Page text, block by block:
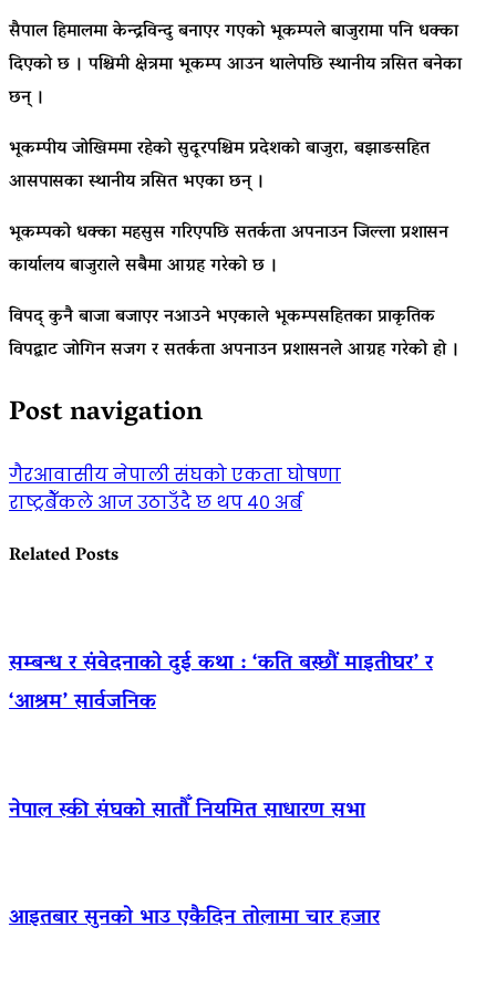
सैपाल हिमालमा केन्द्रविन्दु बनाएर गएको भूकम्पले बाजुरामा पनि धक्का
दिएको छ । पश्चिमी क्षेत्रमा भूकम्प आउन थालेपछि स्थानीय त्रसित बनेका
छन् ।
भूकम्पीय जोखिममा रहेको सुदूरपश्चिम प्रदेशको बाजुरा, बझाङसहित
आसपासका स्थानीय त्रसित भएका छन् ।
भूकम्पको धक्का महसुस गरिएपछि सतर्कता अपनाउन जिल्ला प्रशासन
कार्यालय बाजुराले सबैमा आग्रह गरेको छ ।
विपद् कुनै बाजा बजाएर नआउने भएकाले भूकम्पसहितका प्राकृतिक
विपद्बाट जोगिन सजग र सतर्कता अपनाउन प्रशासनले आग्रह गरेको हो ।
Post navigation
गैरआवासीय नेपाली संघको एकता घोषणा
राष्ट्रबैँकले आज उठाउँदै छ थप ४० अर्ब
Related Posts
सम्बन्ध र संवेदनाको दुई कथा : ‘कति बस्छौं माइतीघर’ र
‘आश्रम’ सार्वजनिक
नेपाल स्की संघको सातौँ नियमित साधारण सभा
आइतबार सुनको भाउ एकैदिन तोलामा चार हजार